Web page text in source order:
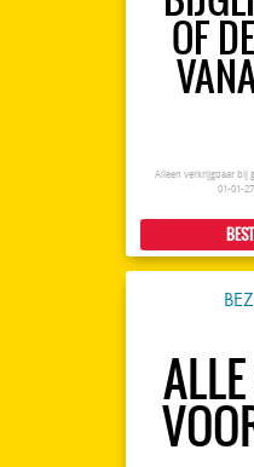
OF
Alleen verkrijgbaar bij
01-01-